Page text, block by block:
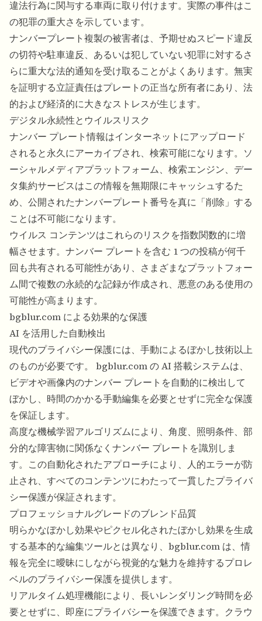
違法行為に関与する車両に取り付けます。実際の事件はこ
の犯罪の重大さを示しています。
ナンバープレート複製の被害者は、予期せぬスピード違反
の切符や駐車違反、あるいは犯していない犯罪に対するさ
らに重大な法的通知を受け取ることがよくあります。無実
を証明する立証責任はプレートの正当な所有者にあり、法
的および経済的に大きなストレスが生じます。
デジタル永続性とウイルスリスク
ナンバー プレート情報はインターネットにアップロード
されると永久にアーカイブされ、検索可能になります。ソ
ーシャルメディアプラットフォーム、検索エンジン、デー
タ集約サービスはこの情報を無期限にキャッシュするた
め、公開されたナンバープレート番号を真に「削除」する
ことは不可能になります。
ウイルス コンテンツはこれらのリスクを指数関数的に増
幅させます。ナンバー プレートを含む 1 つの投稿が何千
回も共有される可能性があり、さまざまなプラットフォー
ム間で複数の永続的な記録が作成され、悪意のある使用の
可能性が高まります。
bgblur.com による効果的な保護
AI を活用した自動検出
現代のプライバシー保護には、手動によるぼかし技術以上
のものが必要です。 bgblur.com の AI 搭載システムは、
ビデオや画像内のナンバー プレートを自動的に検出して
ぼかし、時間のかかる手動編集を必要とせずに完全な保護
を保証します。
高度な機械学習アルゴリズムにより、角度、照明条件、部
分的な障害物に関係なくナンバー プレートを識別しま
す。この自動化されたアプローチにより、人的エラーが防
止され、すべてのコンテンツにわたって一貫したプライバ
シー保護が保証されます。
プロフェッショナルグレードのブレンド品質
明らかなぼかし効果やピクセル化されたぼかし効果を生成
する基本的な編集ツールとは異なり、bgblur.com は、情
報を完全に曖昧にしながら視覚的な魅力を維持するプロレ
ベルのプライバシー保護を提供します。
リアルタイム処理機能により、長いレンダリング時間を必
要とせずに、即座にプライバシーを保護できます。クラウ